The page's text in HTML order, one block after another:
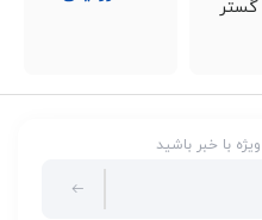
های باعث می شود قیمت تلفن
با خبر باشید